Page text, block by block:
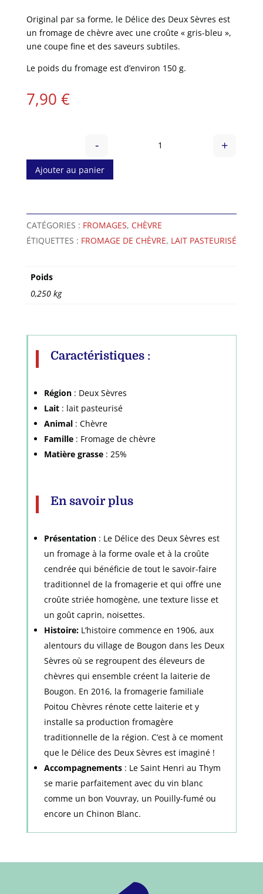
Original par sa forme, le Délice des Deux Sèvres est
un fromage de chèvre avec une croûte « gris-bleu »,
une coupe fine et des saveurs subtiles.
Le poids du fromage est d’environ 150 g.
7,90 €
quantité de Délice des
- +
Ajouter au panier
l
t
e
n
e
CATÉGORIES : FROMAGES, CHÈVRE
ÉTIQUETTES : FROMAGE DE CHÈVRE, LAIT PASTEURISÉ
Poids
0,250 kg
Caractéristiques :
Région : Deux Sèvres
Lait : lait pasteurisé
Animal : Chèvre
Famille : Fromage de chèvre
Matière grasse : 25%
En savoir plus
Présentation : Le Délice des Deux Sèvres est
un fromage à la forme ovale et à la croûte
cendrée qui bénéficie de tout le savoir-faire
traditionnel de la fromagerie et qui offre une
croûte striée homogène, une texture lisse et
un goût caprin, noisettes.
Histoire: L’histoire commence en 1906, aux
alentours du village de Bougon dans les Deux
Sèvres où se regroupent des éleveurs de
chèvres qui ensemble créent la laiterie de
Bougon. En 2016, la fromagerie familiale
Poitou Chèvres rénote cette laiterie et y
installe sa production fromagère
traditionnelle de la région. C’est à ce moment
que le Délice des Deux Sèvres est imaginé !
Accompagnements : Le Saint Henri au Thym
se marie parfaitement avec du vin blanc
comme un bon Vouvray, un Pouilly-fumé ou
encore un Chinon Blanc.